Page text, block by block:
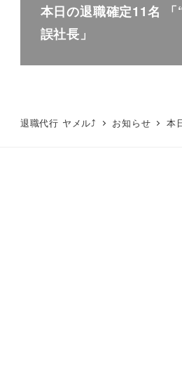
本日の退職確定11名
誤社長」
退職代行 ヤメル⤴ お知らせ 本